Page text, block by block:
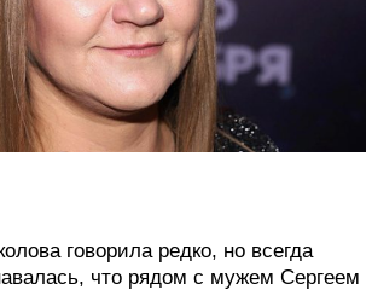
говорила редко, но всегда
что рядом с мужем Сергеем